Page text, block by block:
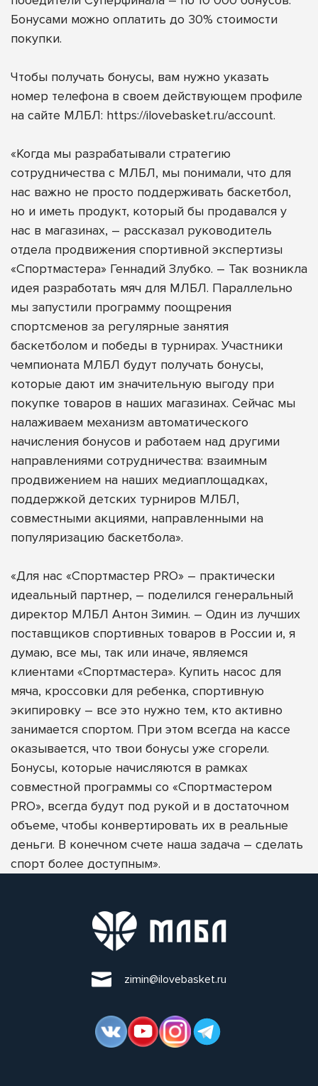
Бонусами можно оплатить до 30% стоимости
покупки.
Чтобы получать бонусы, вам нужно указать
номер телефона в своем действующем профиле
на сайте МЛБЛ: https://ilovebasket.ru/account.
«Когда мы разрабатывали стратегию
сотрудничества с МЛБЛ, мы понимали, что для
нас важно не просто поддерживать баскетбол,
но и иметь продукт, который бы продавался у
нас в магазинах, – рассказал руководитель
отдела продвижения спортивной экспертизы
«Спортмастера» Геннадий Злубко. – Так возникла
идея разработать мяч для МЛБЛ. Параллельно
мы запустили программу поощрения
спортсменов за регулярные занятия
баскетболом и победы в турнирах. Участники
чемпионата МЛБЛ будут получать бонусы,
которые дают им значительную выгоду при
покупке товаров в наших магазинах. Сейчас мы
налаживаем механизм автоматического
начисления бонусов и работаем над другими
направлениями сотрудничества: взаимным
продвижением на наших медиаплощадках,
поддержкой детских турниров МЛБЛ,
совместными акциями, направленными на
популяризацию баскетбола».
«Для нас «Спортмастер PRO» – практически
идеальный партнер, – поделился генеральный
директор МЛБЛ Антон Зимин. – Один из лучших
поставщиков спортивных товаров в России и, я
думаю, все мы, так или иначе, являемся
клиентами «Спортмастера». Купить насос для
мяча, кроссовки для ребенка, спортивную
экипировку – все это нужно тем, кто активно
занимается спортом. При этом всегда на кассе
оказывается, что твои бонусы уже сгорели.
Бонусы, которые начисляются в рамках
совместной программы со «Спортмастером
PRO», всегда будут под рукой и в достаточном
объеме, чтобы конвертировать их в реальные
деньги. В конечном счете наша задача – сделать
спорт более доступным».
zimin@ilovebasket.ru